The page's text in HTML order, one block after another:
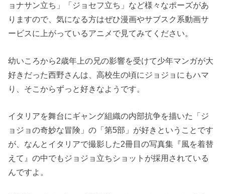
ョナサン立ち」「ジョセフ立ち」など様々なポーズがあ
りますので、気になる方はぜひ漫画やサブスク系動画サ
ービスに上がっているアニメで見てみてください。
幼いころから2歳年上の兄の影響を受けて少年マンガが大
好きだった西野さんは、高校生の頃にジョジョにもハマ
り、そこからずっと好きなようです。
イタリアを舞台にギャング組織の内部抗争を描いた「ジ
ョジョの奇妙な冒険」の「第5部」が好きということです
が、なんとイタリアで撮影した2冊目の写真集『風を着替
えて』の中でもジョジョ立ちショットが採用されている
んですよ。